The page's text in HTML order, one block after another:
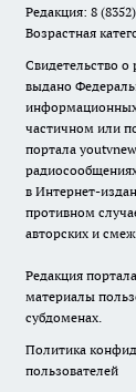
Редакция: 8
Возрастная
Свидетельство о
выдано
частичном или
портала
в Интернет-
противном
авторских и
Редакция
материалы
субдоменах.
Политика
пользователей